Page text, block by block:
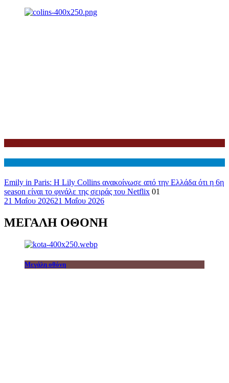
Emily in Paris: Η Lily Collins ανακοίνωσε από την Ελλάδα ότι η 6η
season είναι το φινάλε της σειράς του Netflix 01
21 Μαΐου 202621 Μαΐου 2026
ΜΕΓΑΛΗ ΟΘΟΝΗ
Μεγάλη οθόνη